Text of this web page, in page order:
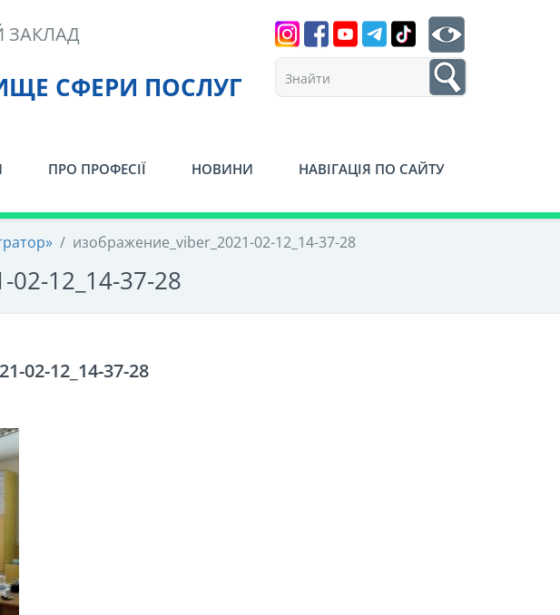
СФЕРИ ПОСЛУГ
ЗАКЛАД
1
ПРО ПРОФЕСІЇ НОВИНИ НАВІГАЦІЯ ПО САЙТУ
/ изображение_viber_2021-02-12_14-37-28
12_14-37-28
02-12_14-37-28